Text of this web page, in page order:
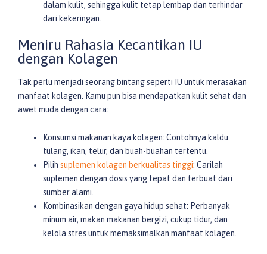
dalam kulit, sehingga kulit tetap lembap dan terhindar
dari kekeringan.
Meniru Rahasia Kecantikan IU
dengan Kolagen
Tak perlu menjadi seorang bintang seperti IU untuk merasakan
manfaat kolagen. Kamu pun bisa mendapatkan kulit sehat dan
awet muda dengan cara:
Konsumsi makanan kaya kolagen: Contohnya kaldu
tulang, ikan, telur, dan buah-buahan tertentu.
Pilih suplemen kolagen berkualitas tinggi: Carilah
suplemen dengan dosis yang tepat dan terbuat dari
sumber alami.
Kombinasikan dengan gaya hidup sehat: Perbanyak
minum air, makan makanan bergizi, cukup tidur, dan
kelola stres untuk memaksimalkan manfaat kolagen.